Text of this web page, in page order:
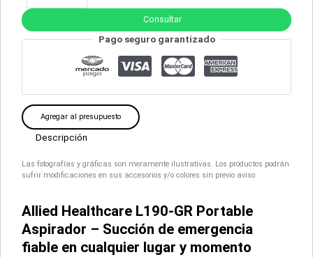
Consultar
Pago seguro garantizado
Agregar al presupuesto
Descripción
Las fotografías y gráficas son meramente ilustrativas. Los productos podrán
sufrir modificaciones en sus accesorios y/o colores sin previo aviso.
Allied Healthcare L190-GR Portable
Aspirador – Succión de emergencia
fiable en cualquier lugar y momento